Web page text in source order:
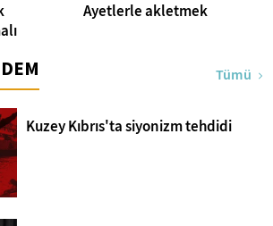
Ayetlerle akletmek
Tümü
Kuzey Kıbrıs'ta siyonizm tehdidi